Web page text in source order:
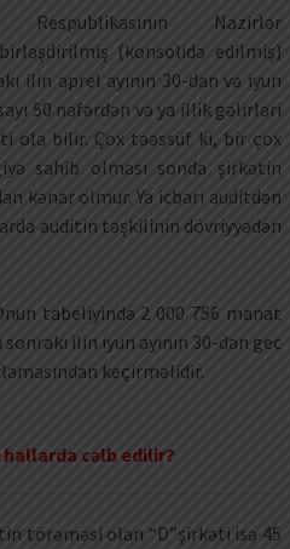
Respublikasının Nazirlər
(konsolidə edilmiş)
ilin aprel ayının 30-dan və iyun
50 nəfərdən və ya illik gəlirləri
ola bilir. Çox təəssüf ki, bir çox
sahib olması sonda şirkətin
kənar olmur. Ya icbari auditdən
auditin təşkilinin dövriyyədən
tabeliyində 2 000 756 manat
ilin iyun ayının 30-dan gec
keçirməlidir.
hallarda cəlb edilir?
törəməsi olan “D”şirkəti isə 45